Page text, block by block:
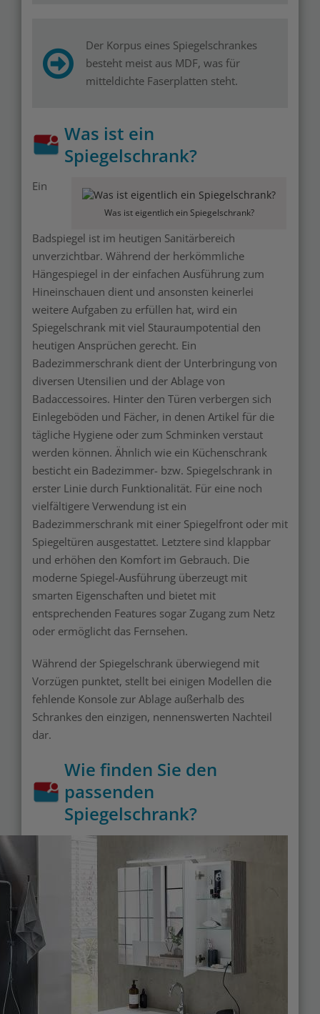
Der Korpus eines Spiegelschrankes
besteht meist aus MDF, was für
mitteldichte Faserplatten steht.
Was ist ein
Spiegelschrank?
Was ist eigentlich ein Spiegelschrank?
Ein
Badspiegel ist im heutigen Sanitärbereich
unverzichtbar. Während der herkömmliche
Hängespiegel in der einfachen Ausführung zum
Hineinschauen dient und ansonsten keinerlei
weitere Aufgaben zu erfüllen hat, wird ein
Spiegelschrank mit viel Stauraumpotential den
heutigen Ansprüchen gerecht. Ein
Badezimmerschrank dient der Unterbringung von
diversen Utensilien und der Ablage von
Badaccessoires. Hinter den Türen verbergen sich
Einlegeböden und Fächer, in denen Artikel für die
tägliche Hygiene oder zum Schminken verstaut
werden können. Ähnlich wie ein Küchenschrank
besticht ein Badezimmer- bzw. Spiegelschrank in
erster Linie durch Funktionalität. Für eine noch
vielfältigere Verwendung ist ein
Badezimmerschrank mit einer Spiegelfront oder mit
Spiegeltüren ausgestattet. Letztere sind klappbar
und erhöhen den Komfort im Gebrauch. Die
moderne Spiegel-Ausführung überzeugt mit
smarten Eigenschaften und bietet mit
entsprechenden Features sogar Zugang zum Netz
oder ermöglicht das Fernsehen.
Während der Spiegelschrank überwiegend mit
Vorzügen punktet, stellt bei einigen Modellen die
fehlende Konsole zur Ablage außerhalb des
Schrankes den einzigen, nennenswerten Nachteil
dar.
Wie finden Sie den
passenden
Spiegelschrank?